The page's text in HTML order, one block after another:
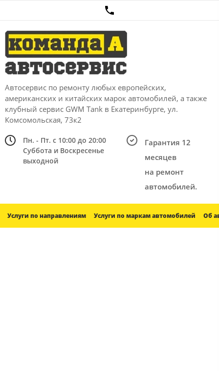
Автосервис по ремонту любых европейских,
американских и китайских марок автомобилей, а также
клубный сервис GWM Tank в Екатеринбурге, ул.
Комсомольская, 73к2
Пн. - Пт. с 10:00 до 20:00
Суббота и Воскресенье
выходной
Гарантия 12
месяцев
на ремонт
автомобилей.
Услуги по направлениям Услуги по маркам автомобилей Об